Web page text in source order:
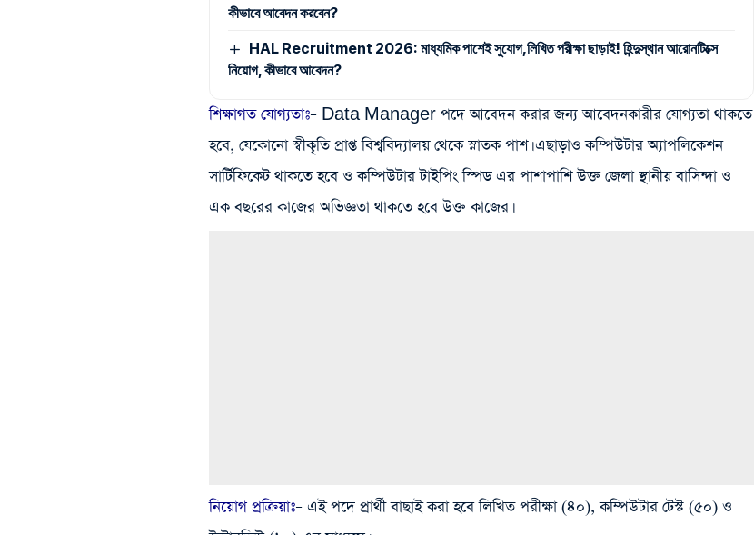
কীভাবে আবেদন করবেন?
HAL Recruitment 2026: মাধ্যমিক পাশেই সুযোগ,লিখিত পরীক্ষা ছাড়াই! হিন্দুস্থান আরোনটিক্সে
নিয়োগ, কীভাবে আবেদন?
শিক্ষাগত যোগ্যতাঃ– Data Manager পদে আবেদন করার জন্য আবেদনকারীর যোগ্যতা থাকতে
হবে, যেকোনো স্বীকৃতি প্রাপ্ত বিশ্ববিদ্যালয় থেকে স্নাতক পাশ। এছাড়াও কম্পিউটার অ্যাপলিকেশন
সার্টিফিকেট থাকতে হবে ও কম্পিউটার টাইপিং স্পিড এর পাশাপাশি উক্ত জেলা স্থানীয় বাসিন্দা ও
এক বছরের কাজের অভিজ্ঞতা থাকতে হবে উক্ত কাজের।
নিয়োগ প্রক্রিয়াঃ– এই পদে প্রার্থী বাছাই করা হবে লিখিত পরীক্ষা (৪০), কম্পিউটার টেস্ট (৫০) ও